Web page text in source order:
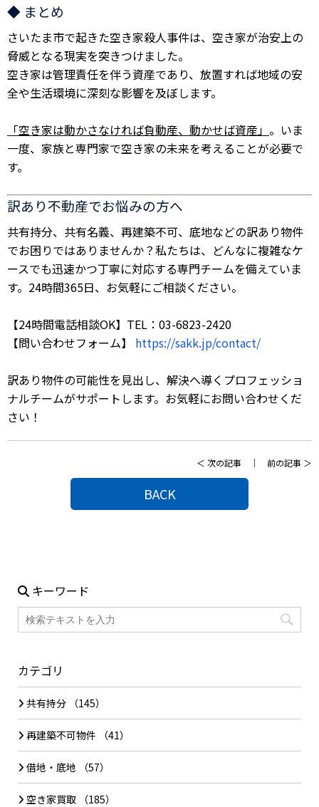
◆ まとめ
さいたま市で起きた空き家殺人事件は、空き家が治安上の
脅威となる現実を突きつけました。
空き家は管理責任を伴う資産であり、放置すれば地域の安
全や生活環境に深刻な影響を及ぼします。
「空き家は動かさなければ負動産、動かせば資産」 。いま
一度、家族と専門家で空き家の未来を考えることが必要で
す。
訳あり不動産でお悩みの方へ
共有持分、共有名義、再建築不可、底地などの訳あり物件
でお困りではありませんか？私たちは、どんなに複雑なケ
ースでも迅速かつ丁寧に対応する専門チームを備えていま
す。24時間365日、お気軽にご相談ください。
【24時間電話相談OK】TEL：03-6823-2420
【問い合わせフォーム】 https://sakk.jp/contact/
訳あり物件の可能性を見出し、解決へ導くプロフェッショ
ナルチームがサポートします。お気軽にお問い合わせくだ
さい！
＜ 次の記事 ｜ 前の記事 ＞
BACK
キーワード
カテゴリ
共有持分 （145）
再建築不可物件 （41）
借地・底地 （57）
空き家買取 （185）